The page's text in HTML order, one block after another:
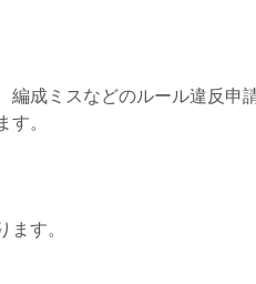
編成ミスなどのルール違反
す。
ます。